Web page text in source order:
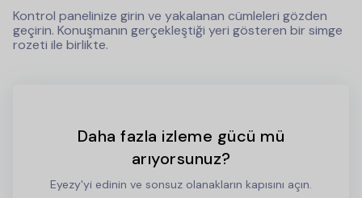
Kontrol panelinize girin ve yakalanan cümleleri gözden
geçirin. Konuşmanın gerçekleştiği yeri gösteren bir simge
rozeti ile birlikte.
Daha fazla izleme gücü mü
arıyorsunuz?
Eyezy'yi edinin ve sonsuz olanakların kapısını açın.